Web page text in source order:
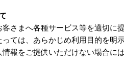
さまへ各種サービス等を適切
ては、あらかじめ利用目的を明
情報をご提供いただけない場合